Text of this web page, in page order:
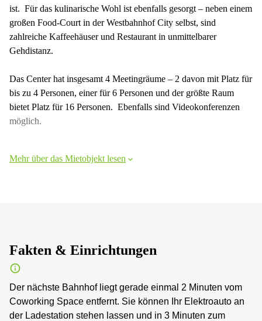
ist. Für das kulinarische Wohl ist ebenfalls gesorgt – neben einem
großen Food-Court in der Westbahnhof City selbst, sind
zahlreiche Kaffeehäuser und Restaurant in unmittelbarer
Gehdistanz.
Das Center hat insgesamt 4 Meetingräume – 2 davon mit Platz für
bis zu 4 Personen, einer für 6 Personen und der größte Raum
bietet Platz für 16 Personen. Ebenfalls sind Videokonferenzen
möglich.
Mehr über das Mietobjekt lesen
Fakten & Einrichtungen
Der nächste Bahnhof liegt gerade einmal 2 Minuten vom
Coworking Space entfernt. Sie können Ihr Elektroauto an
der Ladestation stehen lassen und in 3 Minuten zum